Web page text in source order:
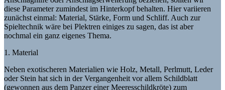
diese Parameter zumindest im Hinterkopf behalten. Hier variieren
zunächst einmal: Material, Stärke, Form und Schliff. Auch zur
Spieltechnik wäre bei Plektren einiges zu sagen, das ist aber
nochmal ein ganz eigenes Thema.
1. Material
Neben exotischeren Materialien wie Holz, Metall, Perlmutt, Leder
oder Stein hat sich in der Vergangenheit vor allem Schildblatt
(gewonnen aus dem Panzer einer Meeresschildkröte) zum